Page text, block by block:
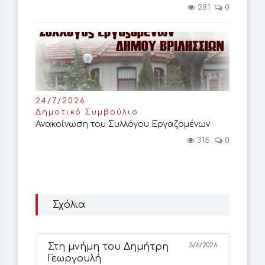
281 0
24/7/2026
Δημοτικό Συμβούλιο
Ανακοίνωση του Συλλόγου Εργαζομένων
315 0
Σχόλια
Στη μνήμη του Δημήτρη
Γεωργουλή
3/6/2026